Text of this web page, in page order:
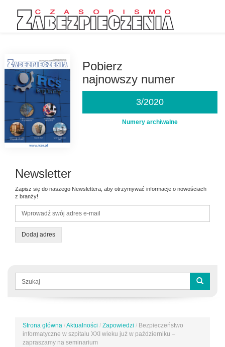
Pobierz
najnowszy numer
3/2020
Numery archiwalne
Newsletter
Zapisz się do naszego Newslettera, aby otrzymywać informacje o nowościach
z branży!
Dodaj adres
Formularz
wyszukiwania
Jesteś
tutaj
Strona główna /Aktualności / Zapowiedzi / Bezpieczeństwo
informatyczne w szpitalu XXI wieku już w październiku –
zapraszamy na seminarium